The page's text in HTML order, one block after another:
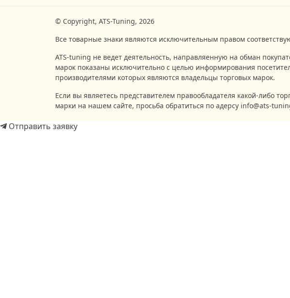
© Copyright, ATS-Tuning, 2026
Все товарные знаки являются исключительным правом
ATS-tuning не ведет деятельность, направляенную на обман
марок показаны исключительно с целью информирования
производителями которых являются владельцы торговых марок.
Если вы являетесь представителем правообладателя какой-либо
марки на нашем сайте, просьба обратиться по адерсу info@ats-
Отправить заявку